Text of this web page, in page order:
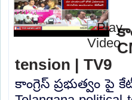
tension | TV9
కాంగ్రెస్ ప్రభుత్వం పై